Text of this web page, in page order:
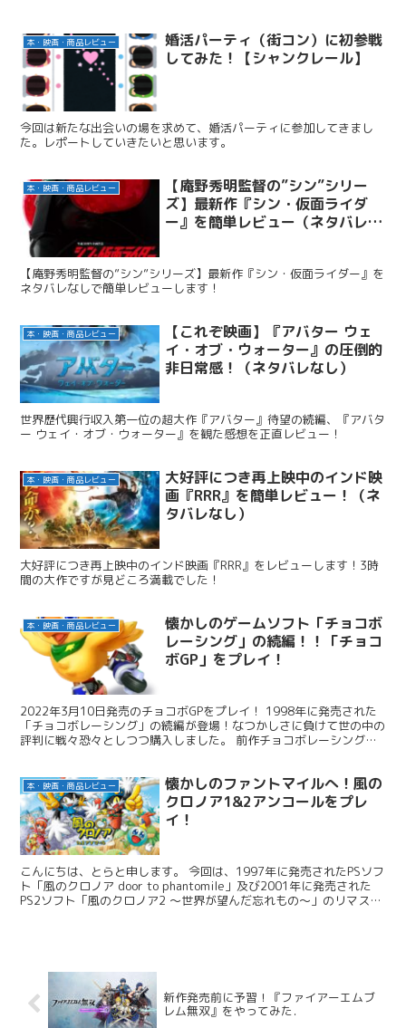
本・映画・商品レビュー
婚活パーティ（街コン）に初参戦
してみた！【シャンクレール】
今回は新たな出会いの場を求めて、婚活パーティに参加してきまし
た。レポートしていきたいと思います。
本・映画・商品レビュー
【庵野秀明監督の”シン”シリー
ズ】最新作『シン・仮面ライダ
ー』を簡単レビュー（ネタバレな
【庵野秀明監督の”シン”シリーズ】最新作『シン・仮面ライダー』を
ネタバレなしで簡単レビューします！
本・映画・商品レビュー
【これぞ映画】『アバター ウェ
イ・オブ・ウォーター』の圧倒的
非日常感！（ネタバレなし）
世界歴代興行収入第一位の超大作『アバター』待望の続編、『アバタ
ー ウェイ・オブ・ウォーター』を観た感想を正直レビュー！
本・映画・商品レビュー
大好評につき再上映中のインド映
画『RRR』を簡単レビュー！（ネ
タバレなし）
大好評につき再上映中のインド映画『RRR』をレビューします！3時
間の大作ですが見どころ満載でした！
本・映画・商品レビュー
懐かしのゲームソフト「チョコボ
レーシング」の続編！！「チョコ
ボGP」をプレイ！
2022年3月10日発売のチョコボGPをプレイ！ 1998年に発売された
「チョコボレーシング」の続編が登場！なつかしさに負けて世の中の
評判に戦々恐々としつつ購入しました。 前作チョコボレーシングと
本・映画・商品レビュー
懐かしのファントマイルへ！風の
クロノア1&2アンコールをプレ
イ！
こんにちは、とらと申します。 今回は、1997年に発売されたPSソフ
ト「風のクロノア door to phantomile」及び2001年に発売された
PS2ソフト「風のクロノア2 ～世界が望んだ忘れもの～」のリマスタ
の方のお役に立ちましたら幸いです。
新作発売前に予習！『ファイアーエムブ
レム無双』をやってみた．￼